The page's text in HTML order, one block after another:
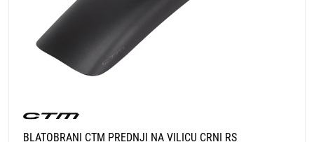
BLATOBRANI CTM PREDNJI NA VILICU CRNI RS